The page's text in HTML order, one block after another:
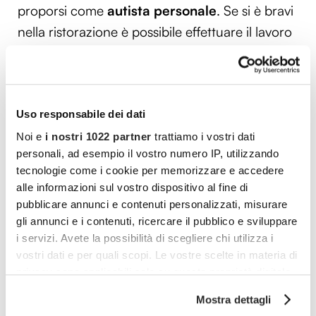
Uso responsabile dei dati
Noi e i nostri 1022 partner trattiamo i vostri dati
personali, ad esempio il vostro numero IP, utilizzando
tecnologie come i cookie per memorizzare e accedere
alle informazioni sul vostro dispositivo al fine di
pubblicare annunci e contenuti personalizzati, misurare
gli annunci e i contenuti, ricercare il pubblico e sviluppare
i servizi. Avete la possibilità di scegliere chi utilizza i
vostri dati e per quali scopi. Le vostre scelte in materia di
privacy sono applicabili solo su questa proprietà digitale
modificare o revocare il proprio consenso in qualsiasi
Mostra dettagli
proporsi come autista personale. Se si è bravi
nella ristorazione è possibile effettuare il lavoro
, ma è
impreparati. Le persone che hanno raggiunto
l’età della pensione e che non hanno più un
lavoro, possono svolgere anche il mestiere di
portiere presso alberghi o edifici privati.
Qualsiasi sia l’impiego che si vuole svolgere, è
importante tenere sempre a mente che dopo la
pensione la vita non è conclusa e che è ancora
possibile inseguire i propri obiettivi.